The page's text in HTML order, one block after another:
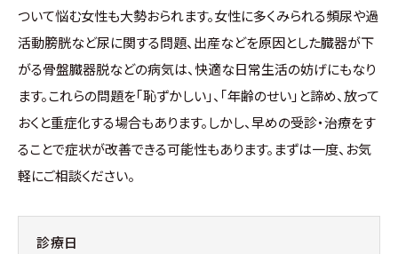
ついて悩む女性も大勢おられます。女性に多くみられる頻尿や過
活動膀胱など尿に関する問題、出産などを原因とした臓器が下
がる骨盤臓器脱などの病気は、快適な日常生活の妨げにもなり
ます。これらの問題を｢恥ずかしい｣、｢年齢のせい｣と諦め、放って
おくと重症化する場合もあります。しかし、早めの受診・治療をす
ることで症状が改善できる可能性もあります。まずは一度、お気
軽にご相談ください。
診療日